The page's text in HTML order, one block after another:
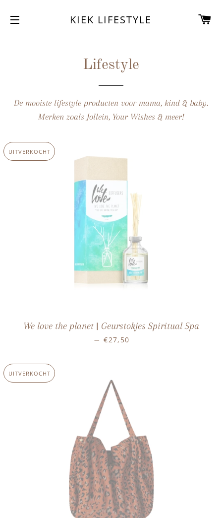
KIEK LIFESTYLE
Lifestyle
De mooiste lifestyle producten voor mama, kind & baby.
Merken zoals Jollein, Your Wishes & meer!
UITVERKOCHT
We love the planet | Geurstokjes Spiritual Spa
— NORMALE PRIJS
€27,50
UITVERKOCHT